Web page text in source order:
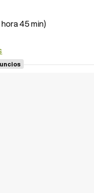
45 min)